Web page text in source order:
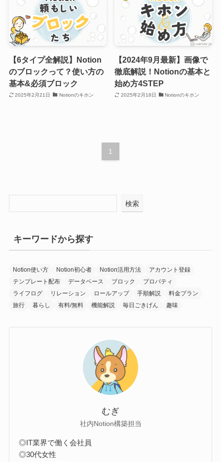
【6タイプ全解説】Notion
のブロックって？使い方の
基本&必須ブロック
2025年2月21日 Notionのキホン
【2024年9月最新】画像で
徹底解説！Notionの基本と
始め方4STEP
2025年2月18日 Notionのキホン
1
検索
キーワードから探す
Notion使い方 Notion初心者 Notion活用方法
アカウント登録
テンプレート配布
データベース ブロック
プロパティ
ライフログ
リレーション ロールアップ 手順解説
料金プラン
旅行
暮らし 有料/無料 機能解説 毎日ごきげん 趣味
むぎ
社内Notion構築担当
◎IT業界で働く会社員
◎30代女性